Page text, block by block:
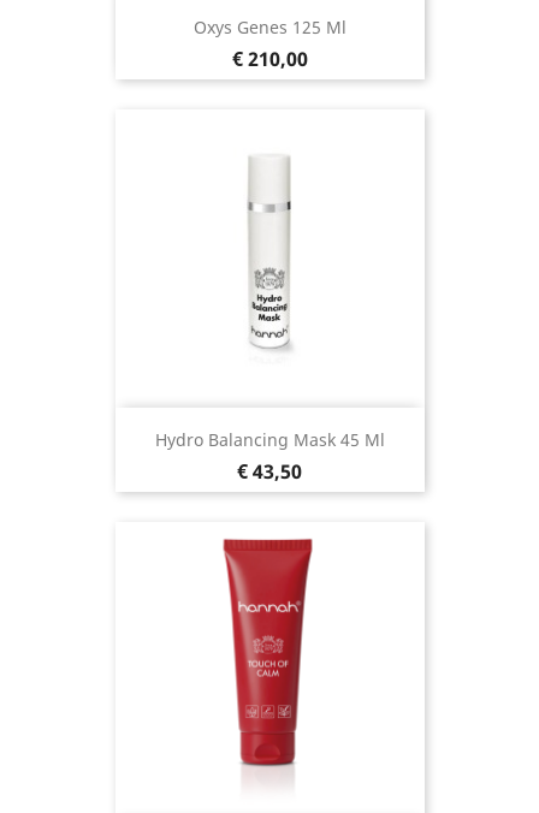
Oxys Genes 125 Ml
Prijs
€ 210,00
Hydro Balancing Mask 45 Ml
Prijs
€ 43,50